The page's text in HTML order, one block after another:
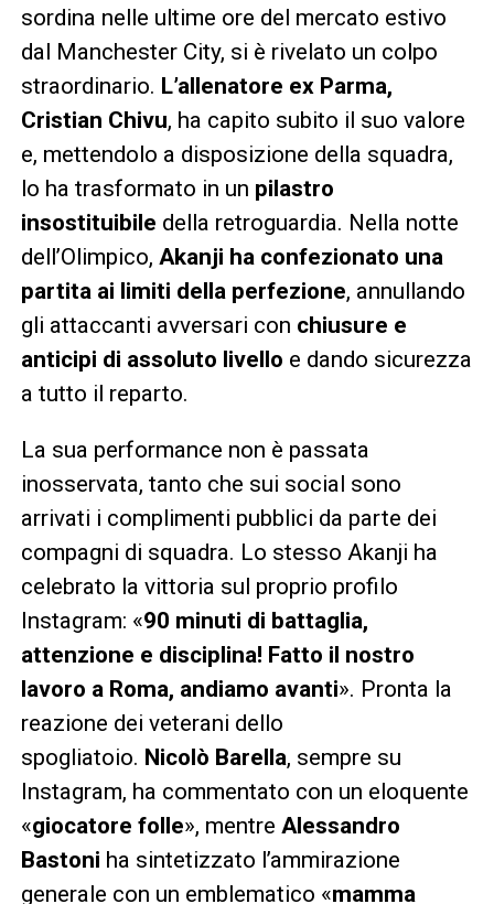
sordina nelle ultime ore del mercato estivo
dal Manchester City, si è rivelato un colpo
straordinario. L’allenatore ex Parma,
Cristian Chivu, ha capito subito il suo valore
e, mettendolo a disposizione della squadra,
lo ha trasformato in un pilastro
insostituibile della retroguardia. Nella notte
dell’Olimpico, Akanji ha confezionato una
partita ai limiti della perfezione, annullando
gli attaccanti avversari con chiusure e
anticipi di assoluto livello e dando sicurezza
a tutto il reparto.
La sua performance non è passata
inosservata, tanto che sui social sono
arrivati i complimenti pubblici da parte dei
compagni di squadra. Lo stesso Akanji ha
celebrato la vittoria sul proprio profilo
Instagram: «90 minuti di battaglia,
attenzione e disciplina! Fatto il nostro
lavoro a Roma, andiamo avanti». Pronta la
reazione dei veterani dello
spogliatoio. Nicolò Barella, sempre su
Instagram, ha commentato con un eloquente
«giocatore folle», mentre Alessandro
Bastoni ha sintetizzato l’ammirazione
generale con un emblematico «mamma